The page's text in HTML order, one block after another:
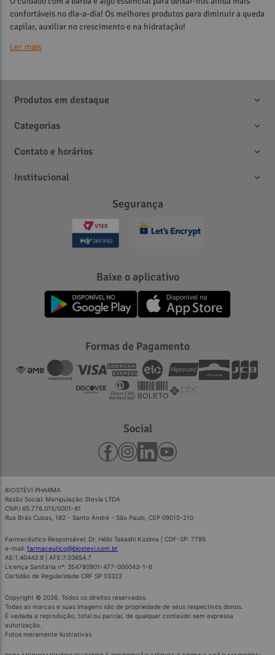
confortáveis no dia-a-dia! Os melhores produtos para diminuir a queda
capilar, auxiliar no crescimento e na hidratação!
Confira todos os nossos produtos, com diversos preços e
Ler mais
Produtos em destaque
Categorias
Contato e horários
Institucional
Segurança
Baixe o aplicativo
Formas de Pagamento
Social
BIOSTÉVI PHARMA
Razão Social: Manipulação Stevia LTDA
CNPJ 65.776.015/0001-91
Rua Brás Cubas, 182 - Santo André - São Paulo, CEP 09015-210
Farmacêutico Responsável: Dr. Hélio Takashi Kozima | CDF-SP: 7795
e-mail: farmaceutico@biostevi.com.br
AE:1.40443.9 | AFE:7.03654.7
Licença Sanitária nº: 354780901-477-000043-1-6
Certidão de Regularidade CRF SP 03322
Copyright © 2026. Todos os direitos reservados.
Todas as marcas e suas imagens são de propriedade de seus respectivos donos.
É vedada a reprodução, total ou parcial, de qualquer conteúdo sem expressa
autorização.
Fotos meramente ilustrativas.